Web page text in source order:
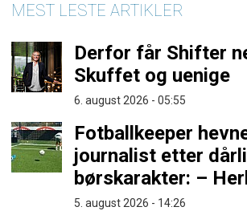
MEST LESTE ARTIKLER
Derfor får Shifter
Skuffet og uenige
6. august 2026 - 05:55
Fotballkeeper
journalist etter
børskarakter: –
5. august 2026 - 14:26